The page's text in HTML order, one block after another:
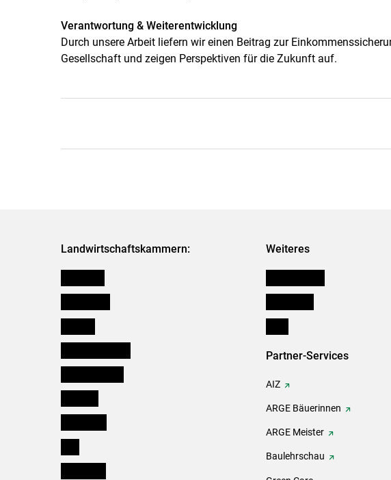
Verantwortung & Weiterentwicklung
Durch unsere Arbeit liefern wir einen Beitrag zur
Gesellschaft und zeigen Perspektiven für die Zukunft auf.
Landwirtschaftskammern: Weiteres
Partner-Services
AIZ
ARGE Bäuerinnen
ARGE Meister
Baulehrschau